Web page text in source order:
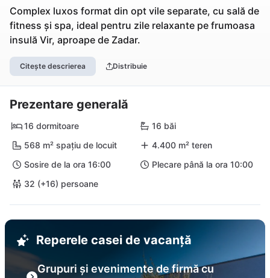
Complex luxos format din opt vile separate, cu sală de
fitness și spa, ideal pentru zile relaxante pe frumoasa
insulă Vir, aproape de Zadar.
Citește descrierea Distribuie
Prezentare generală
16 dormitoare
16 băi
568 m² spațiu de locuit
4.400 m² teren
Sosire de la ora 16:00
Plecare până la ora 10:00
32 (+16) persoane
Reperele casei de vacanță
Grupuri și evenimente de firmă cu